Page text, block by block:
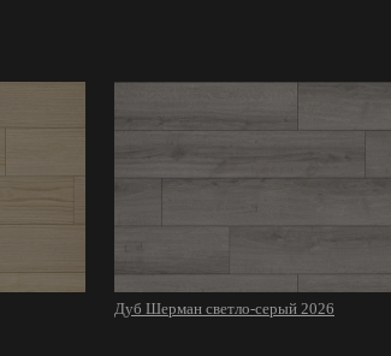
Дуб Шерман светло-серый 2026